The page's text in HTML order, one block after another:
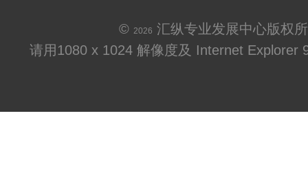
© 2026 汇纵专业发展中心版权
请用1080 x 1024 解像度及 Internet Explorer